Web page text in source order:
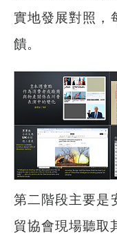
實地發展對照，
饋。
第二階段主要是
貿協會現場聽取